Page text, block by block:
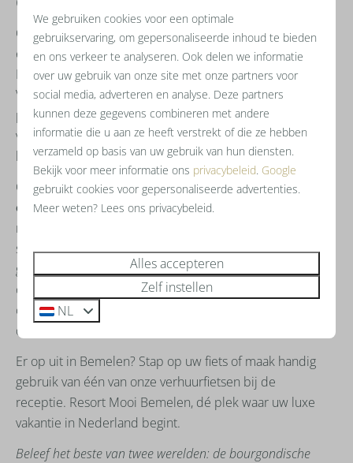
Ontdek de prachtige ligging van Resort Mooi Bemelen,
eenexclusief vakantieparkgelegen in het charmante
Bemelen, Zuid-Limburg. Met een unieke ligging nabij
Valkenburg en Maastricht biedt dit luxe resort een
perfecte uitvalsbasis om dit heuvellandschap te
verkennen, met de grenzen van Duitsland en België
binnen handbereik.
Op het resort zelf vindt u faciliteiten voorplezieren
ontspanning. Neem een verfrissende duik in ons
nieuwe buitenzwembad, geniet van gezellige avonden
samen tijdens het barbecueën of gourmetten, en maak
gebruik van onze gastvrije service. De jongsten beleven
onvergetelijke momenten in onze buitenspeeltuin,
compleet met een bommelburcht, duikelrek, glijbaan,
duoschommel en airtrampoline.
Er op uit in Bemelen? Stap op uw fiets of maak handig
gebruik van één van onze verhuurfietsen bij de
receptie. Resort Mooi Bemelen, dé plek waar uw luxe
vakantie in Nederland begint.
Beleef het beste van twee werelden: de bourgondische
We gebruiken cookies voor een optimale
gebruikservaring, om gepersonaliseerde inhoud te bieden
en ons verkeer te analyseren. Ook delen we informatie
over uw gebruik van onze site met onze partners voor
social media, adverteren en analyse. Deze partners
kunnen deze gegevens combineren met andere
informatie die u aan ze heeft verstrekt of die ze hebben
verzameld op basis van uw gebruik van hun diensten.
Bekijk voor meer informatie ons privacybeleid. Google
gebruikt cookies voor gepersonaliseerde advertenties.
Meer weten? Lees ons privacybeleid.
Alles accepteren
Zelf instellen
NL